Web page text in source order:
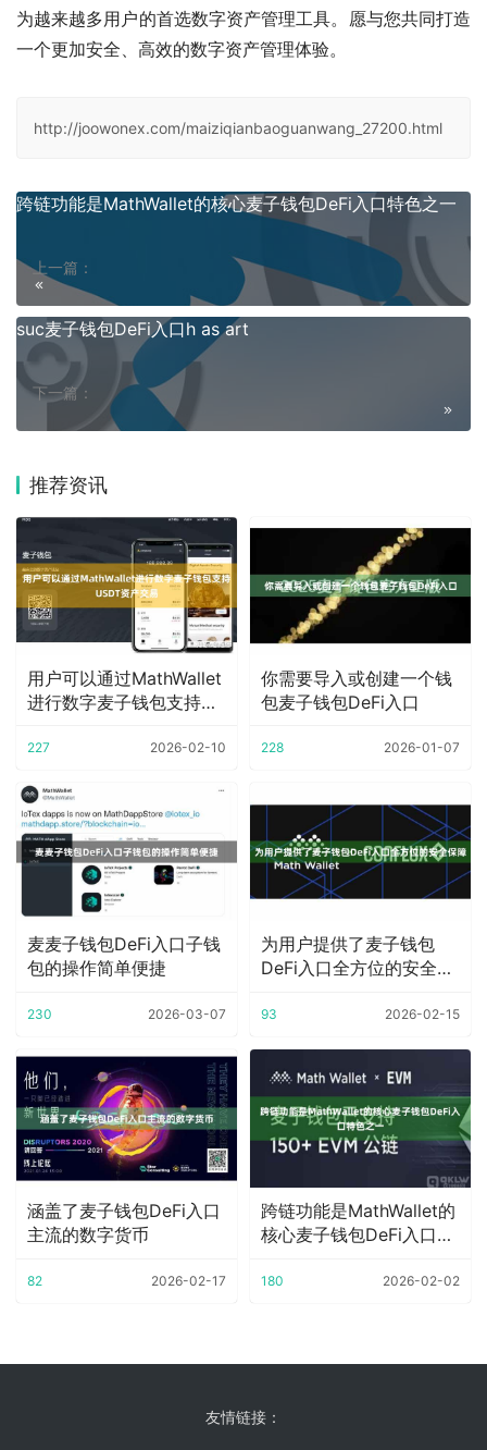
为越来越多用户的首选数字资产管理工具。愿与您共同打造
一个更加安全、高效的数字资产管理体验。
http://joowonex.com/maiziqianbaoguanwang_27200.html
上一篇：
跨链功能是MathWallet的核心麦子钱包DeFi入口特色之一
下一篇：
suc麦子钱包DeFi入口h as art
推荐资讯
用户可以通过MathWallet
进行数字麦子钱包支持
227 2026-02-10
你需要导入或创建一个钱
包麦子钱包DeFi入口
228 2026-01-07
麦麦子钱包DeFi入口子钱
包的操作简单便捷
230 2026-03-07
为用户提供了麦子钱包
DeFi入口全方位的安全保
93 2026-02-15
涵盖了麦子钱包DeFi入口
主流的数字货币
82 2026-02-17
跨链功能是MathWallet的
核心麦子钱包DeFi入口特
180 2026-02-02
友情链接：